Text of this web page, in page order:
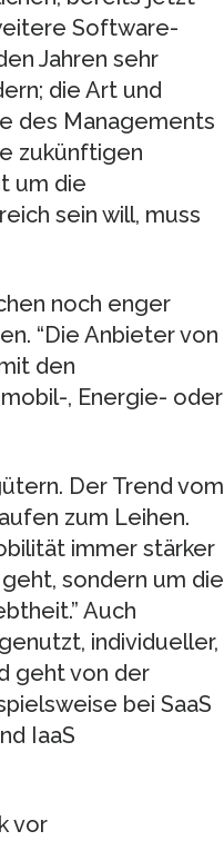
Software-
Jahren sehr
die Art und
des Managements
zukünftigen
um die
sein will, muss
noch enger
“Die Anbieter von
den
, Energie- oder
Der Trend vom
zum Leihen.
immer stärker
sondern um die
Auch
individueller,
geht von der
bei SaaS
IaaS
vor